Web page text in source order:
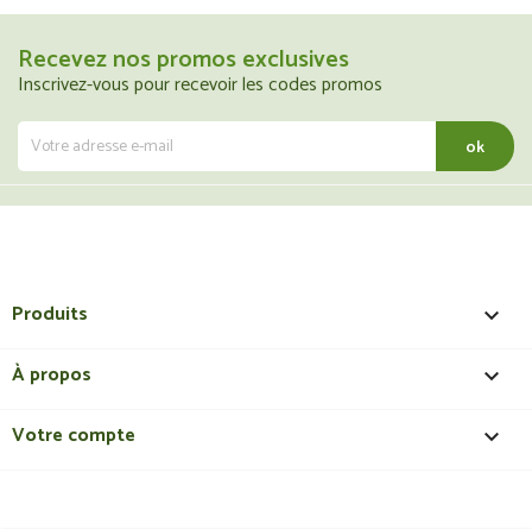
Recevez nos promos exclusives
Inscrivez-vous pour recevoir les codes promos
Produits 
À propos 
Votre compte 